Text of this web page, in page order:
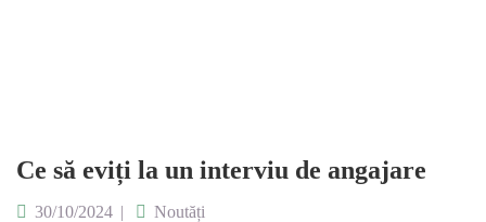
Ce să eviți la un interviu de angajare
30/10/2024 Noutăți